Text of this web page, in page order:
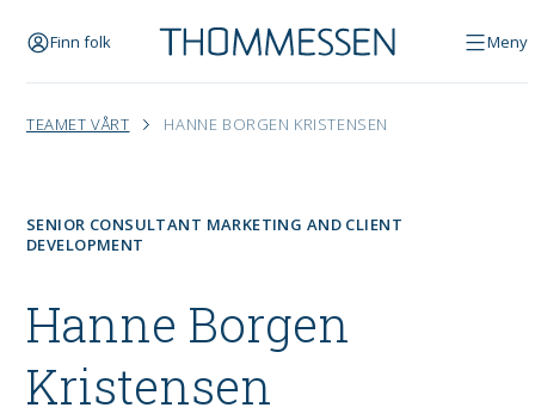
Finn folk Meny
TEAMET VÅRT HANNE BORGEN KRISTENSEN
Hanne Borgen
Kristensen
SENIOR CONSULTANT MARKETING AND CLIENT
DEVELOPMENT